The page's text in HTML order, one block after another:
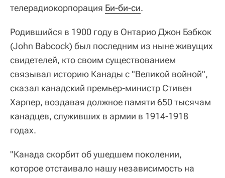
телерадиокорпорация Би-би-си.
Родившийся в 1900 году в Онтарио Джон Бэбкок
(John Babcock) был последним из ныне живущих
свидетелей, кто своим существованием
связывал историю Канады с "Великой войной",
сказал канадский премьер-министр Стивен
Харпер, воздавая должное памяти 650 тысячам
канадцев, служивших в армии в 1914-1918
годах.
"Канада скорбит об ушедшем поколении,
которое отстаивало нашу независимость на